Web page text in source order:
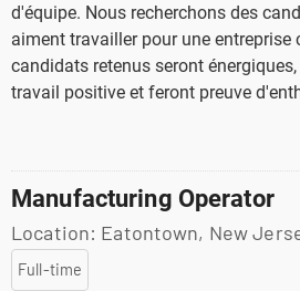
d'équipe. Nous recherchons des
aiment travailler pour une entreprise
candidats retenus seront
travail positive et feront preuve
Manufacturing Operator
Location: Eatontown, New
Full-time